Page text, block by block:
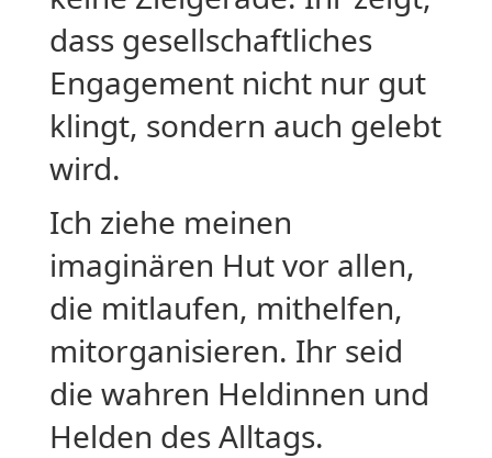
dass gesellschaftliches
Engagement nicht nur gut
klingt, sondern auch gelebt
wird.
Ich ziehe meinen
imaginären Hut vor allen,
die mitlaufen, mithelfen,
mitorganisieren. Ihr seid
die wahren Heldinnen und
Helden des Alltags.